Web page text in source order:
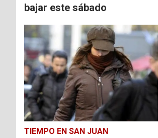
bajar este sábado
TIEMPO EN SAN JUAN